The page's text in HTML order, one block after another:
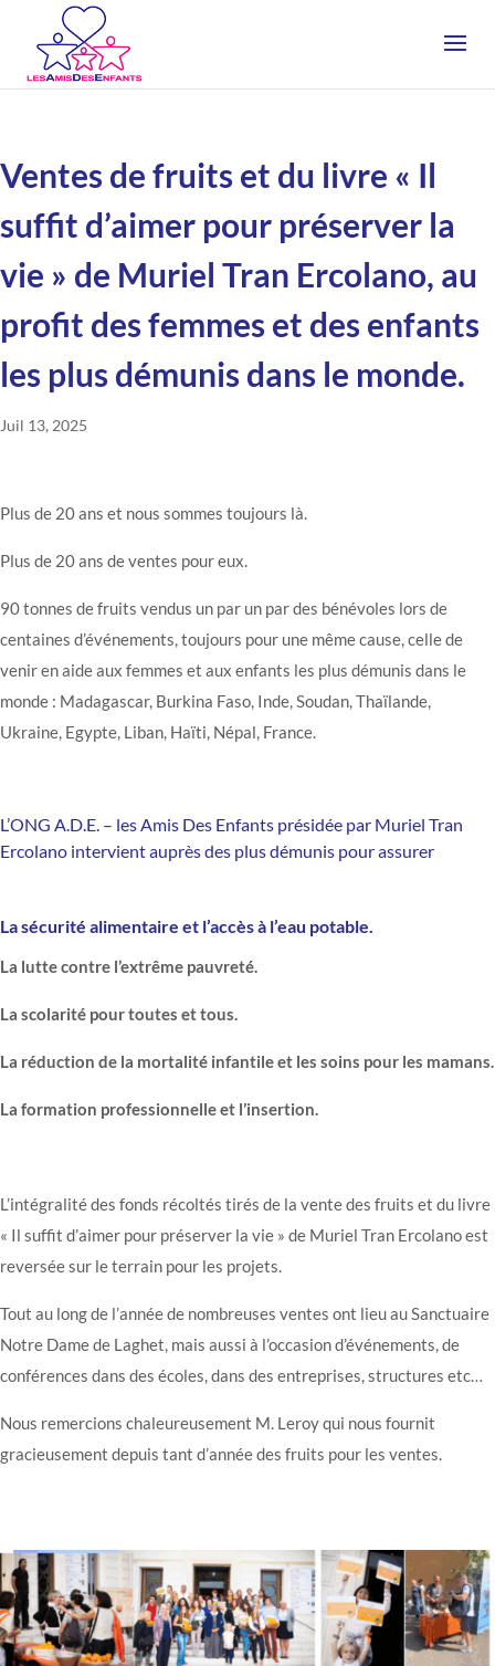
Ventes de fruits et du livre « Il
suffit d’aimer pour préserver la
vie » de Muriel Tran Ercolano, au
profit des femmes et des enfants
les plus démunis dans le monde.
Juil 13, 2025
Plus de 20 ans et nous sommes toujours là.
Plus de 20 ans de ventes pour eux.
90 tonnes de fruits vendus un par un par des bénévoles lors de
centaines d’événements, toujours pour une même cause, celle de
venir en aide aux femmes et aux enfants les plus démunis dans le
monde : Madagascar, Burkina Faso, Inde, Soudan, Thaïlande,
Ukraine, Egypte, Liban, Haïti, Népal, France.
L’ONG A.D.E. – les Amis Des Enfants présidée par Muriel Tran
Ercolano intervient auprès des plus démunis pour assurer
La sécurité alimentaire et l’accès à l’eau potable.
La lutte contre l’extrême pauvreté.
La scolarité pour toutes et tous.
La réduction de la mortalité infantile et les soins pour les mamans.
La formation professionnelle et l’insertion.
L’intégralité des fonds récoltés tirés de la vente des fruits et du livre
« Il suffit d’aimer pour préserver la vie » de Muriel Tran Ercolano est
reversée sur le terrain pour les projets.
Tout au long de l’année de nombreuses ventes ont lieu au Sanctuaire
Notre Dame de Laghet, mais aussi à l’occasion d’événements, de
conférences dans des écoles, dans des entreprises, structures etc…
Nous remercions chaleureusement M. Leroy qui nous fournit
gracieusement depuis tant d’année des fruits pour les ventes.